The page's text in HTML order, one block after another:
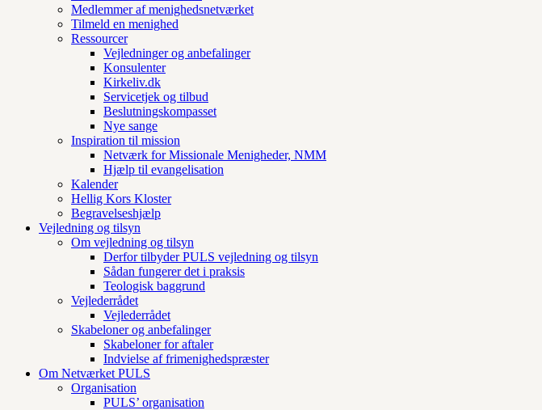
Medlemmer af menighedsnetværket
Tilmeld en menighed
Ressourcer
Vejledninger og anbefalinger
Konsulenter
Kirkeliv.dk
Servicetjek og tilbud
Beslutningskompasset
Nye sange
Inspiration til mission
Netværk for Missionale Menigheder, NMM
Hjælp til evangelisation
Kalender
Hellig Kors Kloster
Begravelseshjælp
Vejledning og tilsyn
Om vejledning og tilsyn
Derfor tilbyder PULS vejledning og tilsyn
Sådan fungerer det i praksis
Teologisk baggrund
Vejlederrådet
Vejlederrådet
Skabeloner og anbefalinger
Skabeloner for aftaler
Indvielse af frimenighedspræster
Om Netværket PULS
Organisation
PULS’ organisation